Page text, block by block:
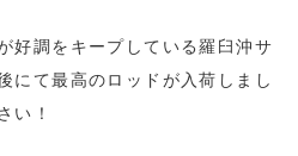
好調をキープしている羅臼沖サ
にて最高のロッドが入荷しまし
い！